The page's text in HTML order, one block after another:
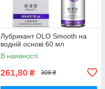
Лубрикант OLO Smooth на
водній основі 60 мл
В наявності
261,80 ₴ 308 ₴